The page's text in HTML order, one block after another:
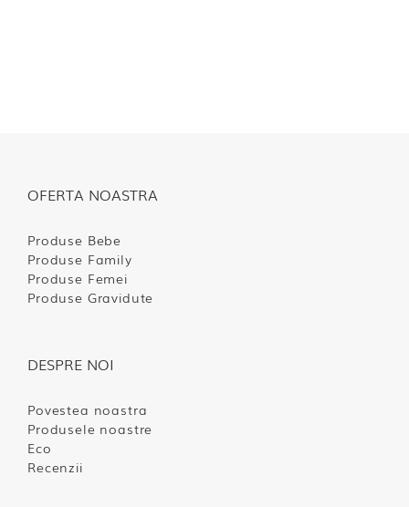
OFERTA NOASTRA
Produse Bebe
Produse Family
Produse Femei
Produse Gravidute
DESPRE NOI
Povestea noastra
Produsele noastre
Eco
Recenzii